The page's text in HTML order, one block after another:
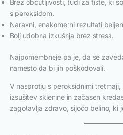
Brez občutljivosti, tudi za tiste, ki
s peroksidom.
Naravni, enakomerni rezultati
Bolj udobna izkušnja brez stresa.
Najpomembneje pa je, da se
namesto da bi jih poškodovali.
V nasprotju s peroksidnimi
izsušitev sklenine in začasen
zagotavlja zdravo, sijočo belino, ki